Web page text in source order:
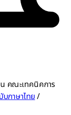
คณะเทคนิคการ
ภาษาไทย/